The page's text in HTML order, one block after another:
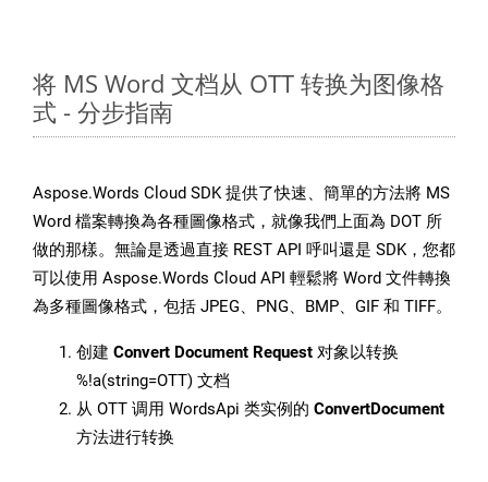
将 MS Word 文档从 OTT 转换为图像格
式 - 分步指南
Aspose.Words Cloud SDK 提供了快速、簡單的方法將 MS
Word 檔案轉換為各種圖像格式，就像我們上面為 DOT 所
做的那樣。無論是透過直接 REST API 呼叫還是 SDK，您都
可以使用 Aspose.Words Cloud API 輕鬆將 Word 文件轉換
為多種圖像格式，包括 JPEG、PNG、BMP、GIF 和 TIFF。
创建 Convert Document Request 对象以转换
%!a(string=OTT) 文档
从 OTT 调用 WordsApi 类实例的 ConvertDocument
方法进行转换